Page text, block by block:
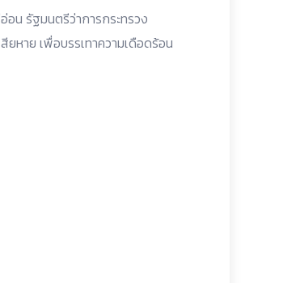
น รัฐมนตรีว่าการกระทรวง
หาย เพื่อบรรเทาความเดือดร้อน